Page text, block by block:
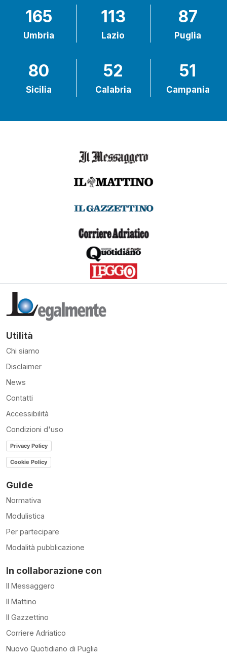
165
Umbria
113
Lazio
87
Puglia
80
Sicilia
52
Calabria
51
Campania
Utilità
Chi siamo
Disclaimer
News
Contatti
Accessibilità
Condizioni d'uso
Privacy Policy
Cookie Policy
Guide
Normativa
Modulistica
Per partecipare
Modalità pubblicazione
In collaborazione con
Il Messaggero
Il Mattino
Il Gazzettino
Corriere Adriatico
Nuovo Quotidiano di Puglia